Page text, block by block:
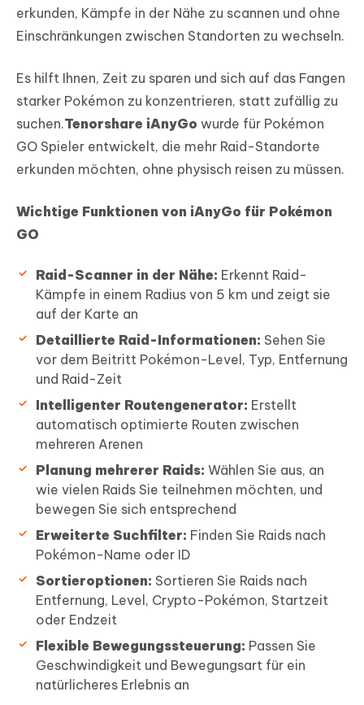
erkunden, Kämpfe in der Nähe zu scannen und ohne
Einschränkungen zwischen Standorten zu wechseln.
Es hilft Ihnen, Zeit zu sparen und sich auf das Fangen
starker Pokémon zu konzentrieren, statt zufällig zu
suchen.Tenorshare iAnyGo wurde für Pokémon
GO Spieler entwickelt, die mehr Raid-Standorte
erkunden möchten, ohne physisch reisen zu müssen.
Wichtige Funktionen von iAnyGo für Pokémon
GO
Raid-Scanner in der Nähe: Erkennt Raid-
Kämpfe in einem Radius von 5 km und zeigt sie
auf der Karte an
Detaillierte Raid-Informationen: Sehen Sie
vor dem Beitritt Pokémon-Level, Typ, Entfernung
und Raid-Zeit
Intelligenter Routengenerator: Erstellt
automatisch optimierte Routen zwischen
mehreren Arenen
Planung mehrerer Raids: Wählen Sie aus, an
wie vielen Raids Sie teilnehmen möchten, und
bewegen Sie sich entsprechend
Erweiterte Suchfilter: Finden Sie Raids nach
Pokémon-Name oder ID
Sortieroptionen: Sortieren Sie Raids nach
Entfernung, Level, Crypto-Pokémon, Startzeit
oder Endzeit
Flexible Bewegungssteuerung: Passen Sie
Geschwindigkeit und Bewegungsart für ein
natürlicheres Erlebnis an